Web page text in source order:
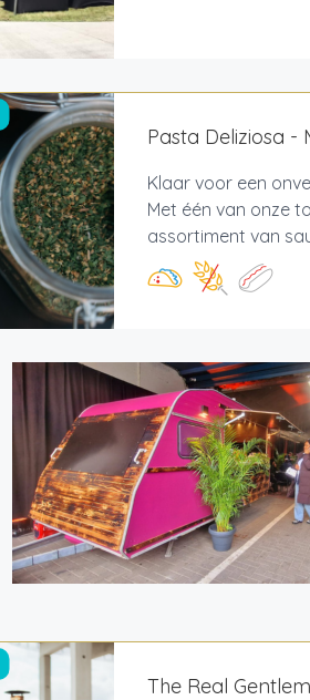
Pasta Deliziosa -
Klaar voor een
Met één van onze
assortiment van
The Real